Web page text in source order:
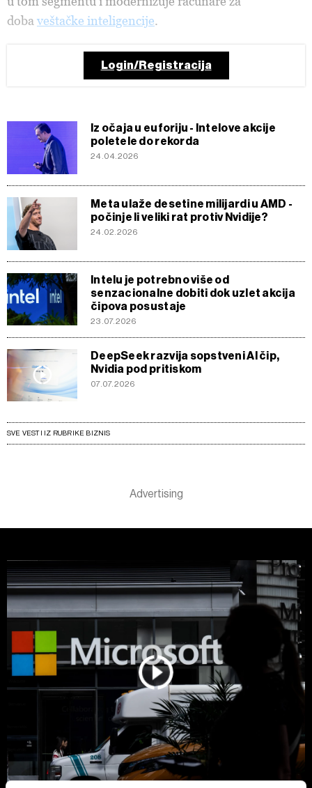
doba veštačke inteligencije.
Login/Registracija
Iz očaja u euforiju - Intelove akcije
poletele do rekorda
24.04.2026
Meta ulaže desetine milijardi u AMD -
počinje li veliki rat protiv Nvidije?
24.02.2026
Intelu je potrebno više od
senzacionalne dobiti dok uzlet akcija
čipova posustaje
23.07.2026
DeepSeek razvija sopstveni AI čip,
Nvidia pod pritiskom
07.07.2026
SVE VESTI IZ RUBRIKE BIZNIS